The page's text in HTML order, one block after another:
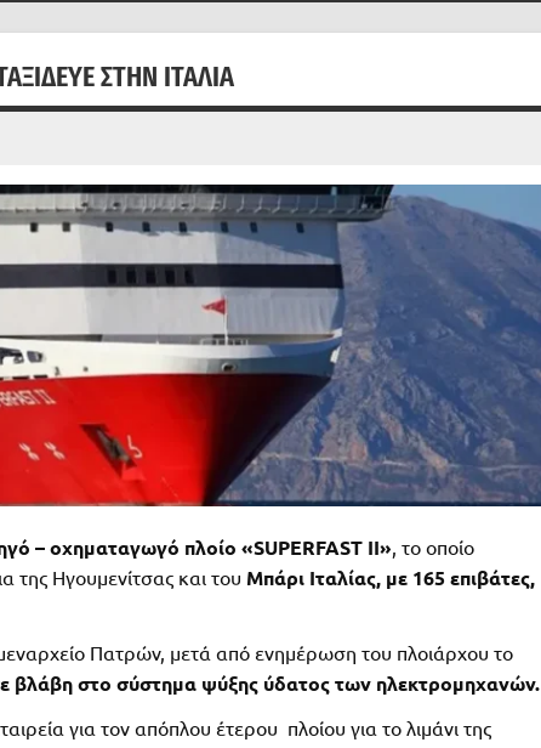
ΣΤΗΝ ΙΤΑΛΊΑ
– οχηματαγωγό πλοίο «SUPERFAST ΙI», το οποίο
της Ηγουμενίτσας και του Μπάρι Ιταλίας, με 165 επιβάτες,
Πατρών, μετά από ενημέρωση του πλοιάρχου το
βλάβη στο σύστημα ψύξης ύδατος των ηλεκτρομηχανών.
για τον απόπλου έτερου πλοίου για το λιμάνι της